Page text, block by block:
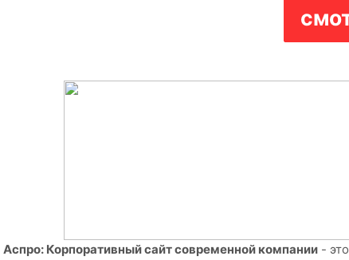
Аспро: Корпоративный сайт современной компании - это